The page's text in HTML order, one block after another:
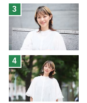
3
4